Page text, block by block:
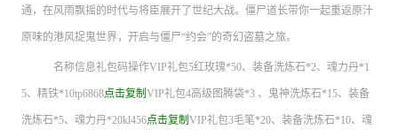
通，在风雨飘摇的时代与将臣展开了世纪大战。僵尸道长带你一起重返原汁
原味的港风捉鬼世界，开启与僵尸“约会”的奇幻盗墓之旅。
名称信息礼包码操作VIP礼包5红玫瑰*50、装备洗炼石*2、魂力丹*1
5、精铁*10tp6868点击复制 VIP礼包4高级图腾袋*3 、鬼神洗炼石*15、装备
洗炼石*5、魂力丹*20kl456点击复制 VIP礼包3毛笔*20、装备洗炼石*10、魂